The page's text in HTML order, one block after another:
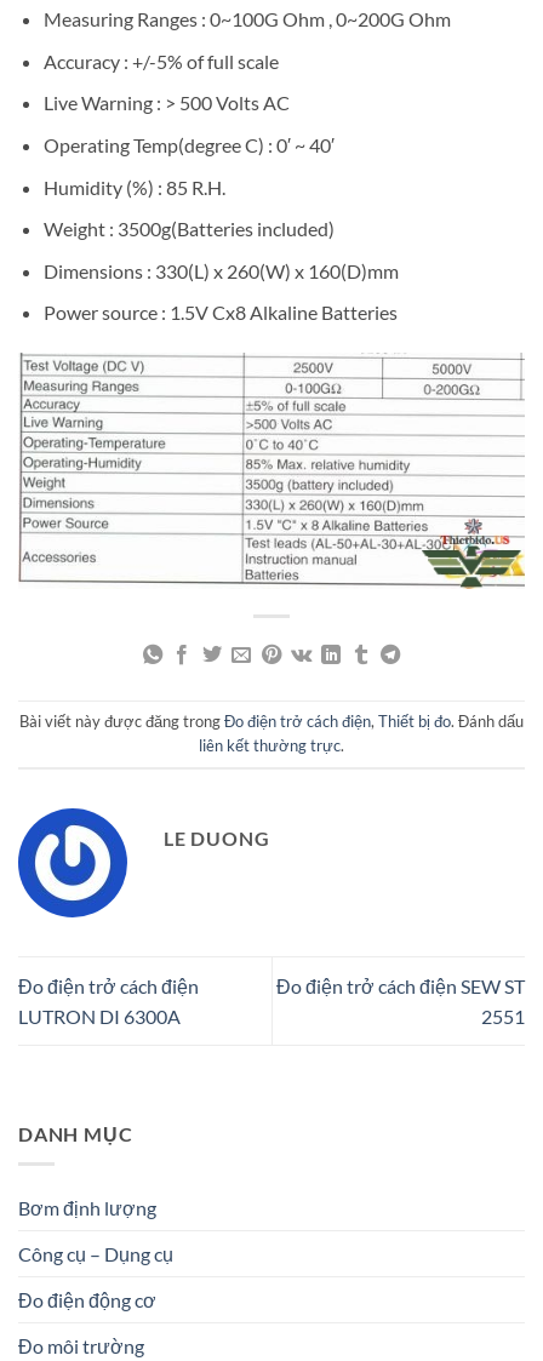
Measuring Ranges : 0~100G Ohm , 0~200G Ohm
Accuracy : +/-5% of full scale
Live Warning : > 500 Volts AC
Operating Temp(degree C) : 0′ ~ 40′
Humidity (%) : 85 R.H.
Weight : 3500g(Batteries included)
Dimensions : 330(L) x 260(W) x 160(D)mm
Power source : 1.5V Cx8 Alkaline Batteries
Bài viết này được đăng trongĐo điện trở cách điện, Thiết bị đo. Đánh dấu
liên kết thường trực.
LE DUONG
Đo điện trở cách điện
LUTRON DI 6300A
Đo điện trở cách điện SEW ST
2551
DANH MỤC
Bơm định lượng
Công cụ – Dụng cụ
Đo điện động cơ
Đo môi trường